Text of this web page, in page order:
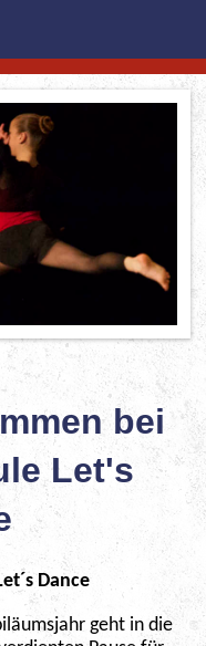
bei
Let's
Dance
geht in die